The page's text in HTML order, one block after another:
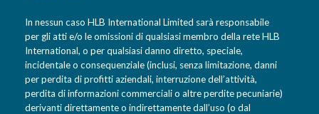
In nessun caso HLB International Limited sarà responsabile
per gli atti e/o le omissioni di qualsiasi membro della rete HLB
International, o per qualsiasi danno diretto, speciale,
incidentale o consequenziale (inclusi, senza limitazione, danni
per perdita di profitti aziendali, interruzione dell’attività,
perdita di informazioni commerciali o altre perdite pecuniarie)
derivanti direttamente o indirettamente dall’uso (o dal